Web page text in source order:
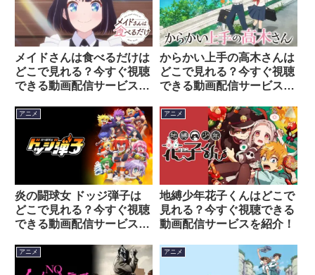
メイドさんは食べるだけは
どこで見れる？今すぐ視聴
できる動画配信サービスを
からかい上手の高木さんは
どこで見れる？今すぐ視聴
できる動画配信サービスを
アニメ
炎の闘球女 ドッジ弾子は
どこで見れる？今すぐ視聴
できる動画配信サービスを
アニメ
地縛少年花子くんはどこで
見れる？今すぐ視聴できる
動画配信サービスを紹介！
アニメ アニメ